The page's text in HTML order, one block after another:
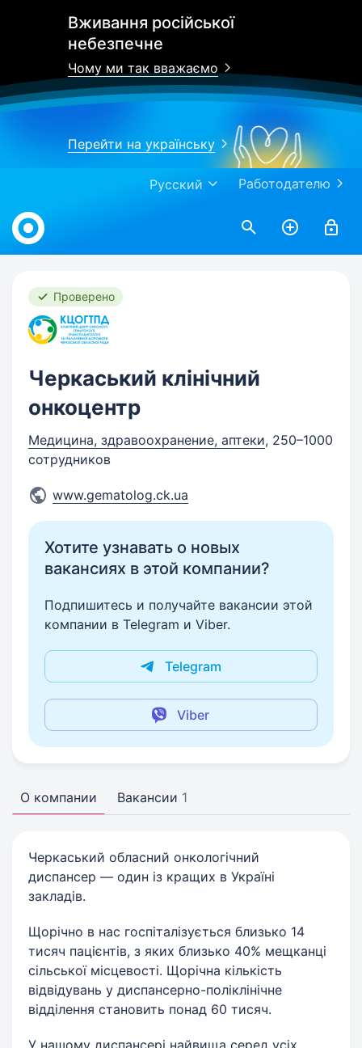
Вживання російської
небезпечне
Чому ми так вважаємо
Перейти на українську
Работодателю
Русский
Work.ua
Проверено
Черкаський клінічний
онкоцентр
Медицина, здравоохранение, аптеки, 250–1000
сотрудников
www.gematolog.ck.ua
Хотите узнавать о новых
вакансиях в этой компании?
Подпишитесь и получайте вакансии этой
компании в Telegram и Viber.
Telegram
Viber
О компании Вакансии 1
Черкаський обласний онкологічний
диспансер — один із кращих в Україні
закладів.
Щорічно в нас госпіталізується близько 14
тисяч пацієнтів, з яких близько 40% мещканці
сільської місцевості. Щорічна кількість
відвідувань у диспансерно-поліклінічне
відділення становить понад 60 тисяч.
У нашому диспансері найвища серед усіх